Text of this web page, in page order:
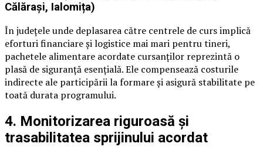
Călărași, Ialomița)
În județele unde deplasarea către centrele de curs implică
eforturi financiare și logistice mai mari pentru tineri,
pachetele alimentare acordate cursanților reprezintă o
plasă de siguranță esențială. Ele compensează costurile
indirecte ale participării la formare și asigură stabilitate pe
toată durata programului.
4. Monitorizarea riguroasă și
trasabilitatea sprijinului acordat